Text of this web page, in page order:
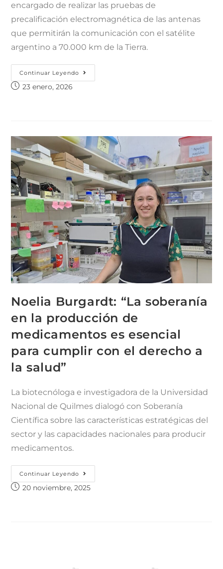
encargado de realizar las pruebas de
precalificación electromagnética de las antenas
que permitirán la comunicación con el satélite
argentino a 70.000 km de la Tierra.
Continuar Leyendo
23 enero, 2026
Noelia Burgardt: “La soberanía
en la producción de
medicamentos es esencial
para cumplir con el derecho a
la salud”
La biotecnóloga e investigadora de la Universidad
Nacional de Quilmes dialogó con Soberanía
Científica sobre las características estratégicas del
sector y las capacidades nacionales para producir
medicamentos.
Continuar Leyendo
20 noviembre, 2025